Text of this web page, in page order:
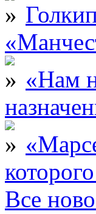
«Нам
Все